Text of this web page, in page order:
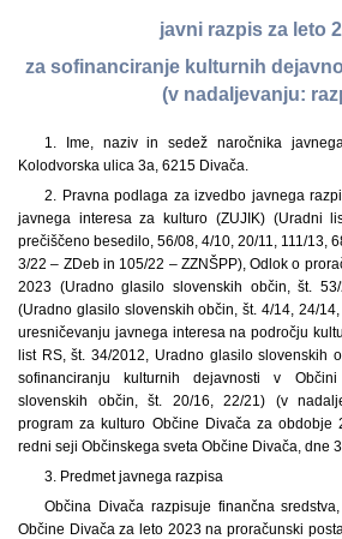
javni razpis za leto
za sofinanciranje kulturnih
(v nadaljevanju:
1. Ime, naziv in sedež naročnika
Kolodvorska ulica 3a, 6215 Divača.
2. Pravna podlaga za izvedbo javnega
javnega interesa za kulturo (ZUJIK) (Uradni
prečiščeno besedilo, 56/08, 4/10, 20/11, 111/13,
3/22 – ZDeb in 105/22 – ZZNŠPP), Odlok o
2023 (Uradno glasilo slovenskih občin, št.
(Uradno glasilo slovenskih občin, št. 4/14, 24/
uresničevanju javnega interesa na področju
list RS, št. 34/2012, Uradno glasilo slovenskih
sofinanciranju kulturnih dejavnosti v
slovenskih občin, št. 20/16, 22/21) (v
program za kulturo Občine Divača za obdobje
redni seji Občinskega sveta Občine Divača, dne
3. Predmet javnega razpisa
Občina Divača razpisuje finančna
Občine Divača za leto 2023 na proračunski